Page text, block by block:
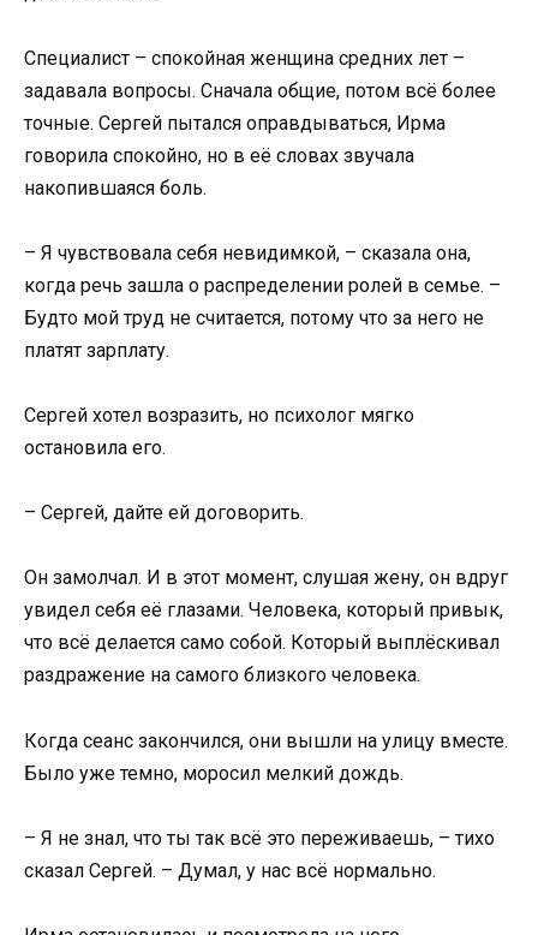
Специалист – спокойная женщина средних лет –
задавала вопросы. Сначала общие, потом всё более
точные. Сергей пытался оправдываться, Ирма
говорила спокойно, но в её словах звучала
накопившаяся боль.
– Я чувствовала себя невидимкой, – сказала она,
когда речь зашла о распределении ролей в семье. –
Будто мой труд не считается, потому что за него не
платят зарплату.
Сергей хотел возразить, но психолог мягко
остановила его.
– Сергей, дайте ей договорить.
Он замолчал. И в этот момент, слушая жену, он вдруг
увидел себя её глазами. Человека, который привык,
что всё делается само собой. Который выплёскивал
раздражение на самого близкого человека.
Когда сеанс закончился, они вышли на улицу вместе.
Было уже темно, моросил мелкий дождь.
– Я не знал, что ты так всё это переживаешь, – тихо
сказал Сергей. – Думал, у нас всё нормально.